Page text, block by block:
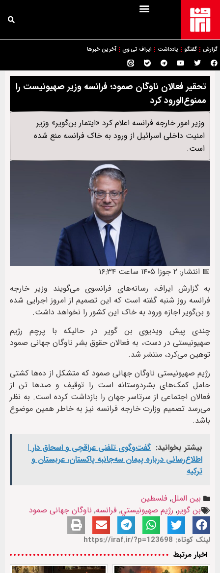
گزارش گفتگو یادداشت ایراف تی وی آخرین خبرها
تحقیر فعالان ناوگان صمود؛ فرانسه وزیر صهیونیست را
ممنوع‌الورود کرد
وزیر امور خارجه فرانسه اعلام کرد «ایتمار بن‌گویر» وزیر
امنیت داخلی اسرائیل از ورود به خاک فرانسه منع شده
است.
📅 انتشار: ۲ جوزا ۱۴۰۵ ساعت ۱۶:۳۴
به گزارش ایراف، رسانه‌های فرانسوی می‌گویند وزیر خارجه
فرانسه روز شنبه گفته است که این تصمیم از امروز اجرایی شده
و بن‌گویر اجازه ورود به خاک این کشور را نخواهد داشت.
چندی پیش ویدیوی بن گویر در حالیکه با پرچم رژیم
صهیونیستی در دست، به فعالان حقوق بشر ناوگان جهانی صمود
توهین می‌کرد، منتشر شد.
رژیم صهیونیستی ناوگان جهانی صمود که متشکل از ده‌ها کشتی
حامل کمک‌های بشردوستانه است را توقیف و صدها تن از
فعالان اجتماعی از سرتاسر جهان‌ را بازداشت کرده است. به نظر
می‌رسد تصمیم وزارت خارجه فرانسه نیز به خاطر همین موضوع
باشد.
بیشتر بخوانید: گفت‌وگوی تلفنی عراقچی و اسحاق دار |
اطلاع‌رسانی درباره پیمان سه‌جانبه پاکستان، عربستان و
ترکیه
بین الملل, فلسطین
بن گویر, رژيم صهيونيستي, فرانسه, ناوگان جهانی صمود
لینک کوتاه: https://iraf.ir/?p=123698
اخبار مرتبط